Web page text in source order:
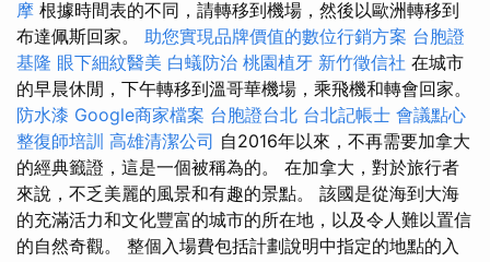
摩 根據時間表的不同，請轉移到機場，然後以歐洲轉移到
布達佩斯回家。 助您實現品牌價值的數位行銷方案 台胞證
基隆 眼下細紋醫美 白蟻防治 桃園植牙 新竹徵信社 在城市
的早晨休閒，下午轉移到溫哥華機場，乘飛機和轉會回家。
防水漆 Google商家檔案 台胞證台北 台北記帳士 會議點心
整復師培訓 高雄清潔公司 自2016年以來，不再需要加拿大
的經典籤證，這是一個被稱為的。 在加拿大，對於旅行者
來說，不乏美麗的風景和有趣的景點。 該國是從海到大海
的充滿活力和文化豐富的城市的所在地，以及令人難以置信
的自然奇觀。 整個入場費包括計劃說明中指定的地點的入